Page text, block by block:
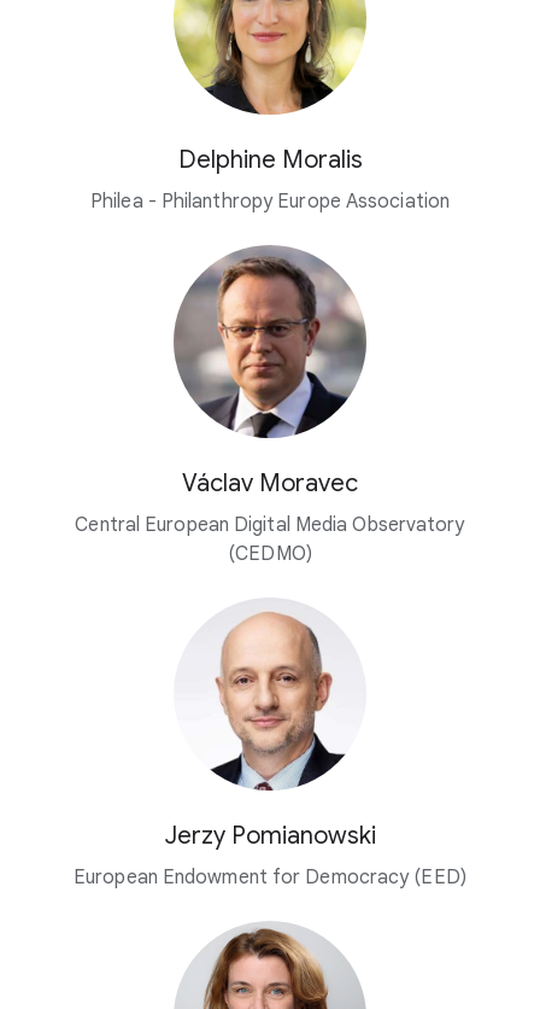
Delphine Moralis
Philea - Philanthropy Europe Association
Václav Moravec
Central European Digital Media Observatory
(CEDMO)
Jerzy Pomianowski
European Endowment for Democracy (EED)